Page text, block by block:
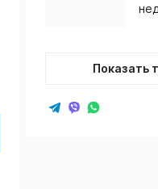
Показать